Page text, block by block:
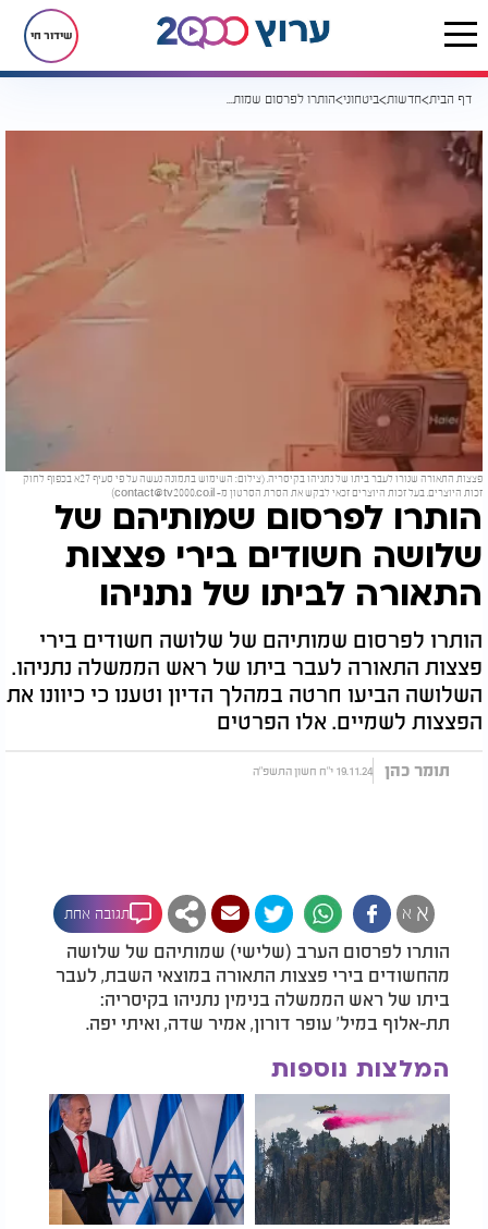
שידור חי
דף הבית חדשות ביטחוני הותרו לפרסום שמותיהם של שלושה חשודים בירי פצצות התאורה לביתו של נתניהו
פצצות התאורה שנורו לעבר ביתו של נתניהו בקיסריה. (צילום: השימוש בתמונה נעשה על פי סעיף 27א בכפוף לחוק
זכות היוצרים. בעל זכות היוצרים זכאי לבקש את הסרת הסרטון מ-contact@tv2000.co.il
)
הותרו לפרסום שמותיהם של
שלושה חשודים בירי פצצות
התאורה לביתו של נתניהו
הותרו לפרסום שמותיהם של שלושה חשודים בירי
פצצות התאורה לעבר ביתו של ראש הממשלה נתניהו.
השלושה הביעו חרטה במהלך הדיון וטענו כי כיוונו את
הפצצות לשמיים. אלו הפרטים
תומר כהן 19.11.24 י"ח חשון התשפ"ה
א א תגובה אחת
הותרו לפרסום הערב (שלישי) שמותיהם של שלושה
מהחשודים בירי פצצות התאורה במוצאי השבת, לעבר
ביתו של ראש הממשלה בנימין נתניהו בקיסריה:
תת-אלוף במיל' עופר דורון, אמיר שדה, ואיתי יפה.
המלצות נוספות